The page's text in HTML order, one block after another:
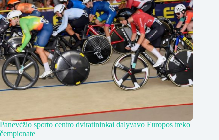
Panevėžio sporto centro dviratininkai dalyvavo Europos treko
čempionate